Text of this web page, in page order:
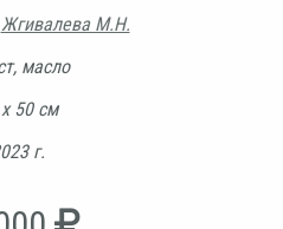
Жгивалева М.Н.
масло
50 см
г.